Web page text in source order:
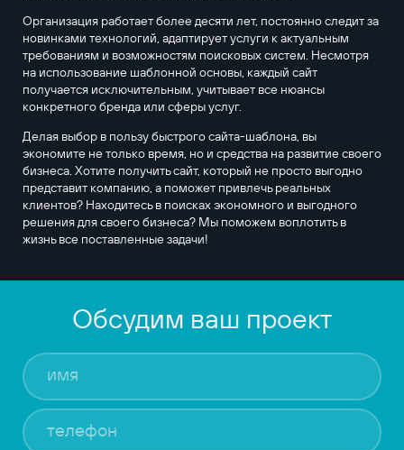
Организация работает более десяти лет, постоянно следит за
новинками технологий, адаптирует услуги к актуальным
требованиям и возможностям поисковых систем. Несмотря
на использование шаблонной основы, каждый сайт
получается исключительным, учитывает все нюансы
конкретного бренда или сферы услуг.
Делая выбор в пользу быстрого сайта-шаблона, вы
экономите не только время, но и средства на развитие своего
бизнеса. Хотите получить сайт, который не просто выгодно
представит компанию, а поможет привлечь реальных
клиентов? Находитесь в поисках экономного и выгодного
решения для своего бизнеса? Мы поможем воплотить в
жизнь все поставленные задачи!
Обсудим ваш проект